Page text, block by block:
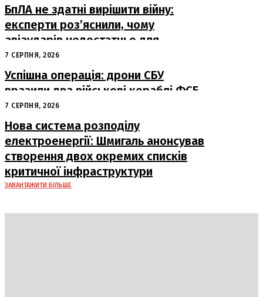
БпЛА не здатні вирішити війну:
експерти роз’яснили, чому
авіаударів недостатньо для
досягнення миру
7 СЕРПНЯ, 2026
Успішна операція: дрони СБУ
вразили два військові кораблі ФСБ
у Керчі
7 СЕРПНЯ, 2026
Нова система розподілу
електроенергії: Шмигаль анонсував
створення двох окремих списків
критичної інфраструктури
ЗАВАНТАЖИТИ БІЛЬШЕ